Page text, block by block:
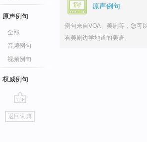
原声例句
全部
音频例句
视频例句
权威例句
go
top
返回词典
原声例句
例句来自VOA、美剧等，您可
看美剧边学地道的美语。